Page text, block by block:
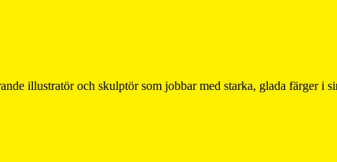
illustratör och skulptör som jobbar med starka, glada